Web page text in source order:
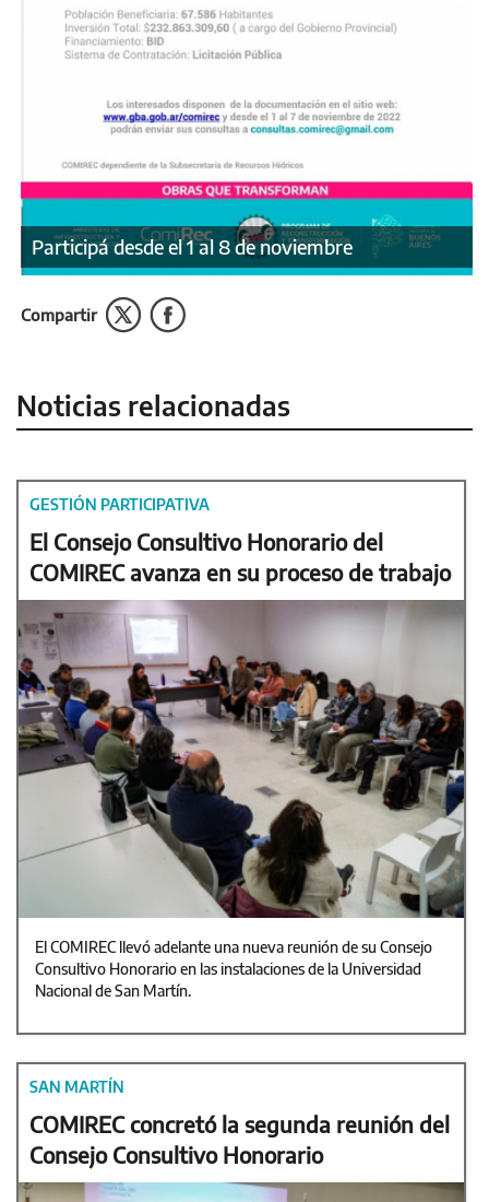
Participá desde el 1 al 8 de noviembre
Compartir
Noticias relacionadas
GESTIÓN PARTICIPATIVA
El Consejo Consultivo Honorario del
COMIREC avanza en su proceso de trabajo
El COMIREC llevó adelante una nueva reunión de su Consejo
Consultivo Honorario en las instalaciones de la Universidad
Nacional de San Martín.
SAN MARTÍN
COMIREC concretó la segunda reunión del
Consejo Consultivo Honorario